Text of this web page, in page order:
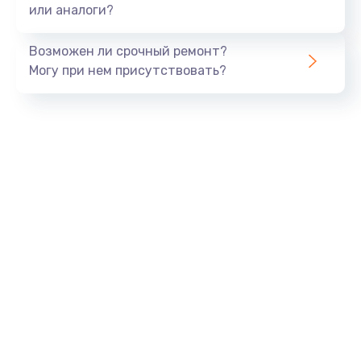
или аналоги?
Возможен ли срочный ремонт?
Могу при нем присутствовать?